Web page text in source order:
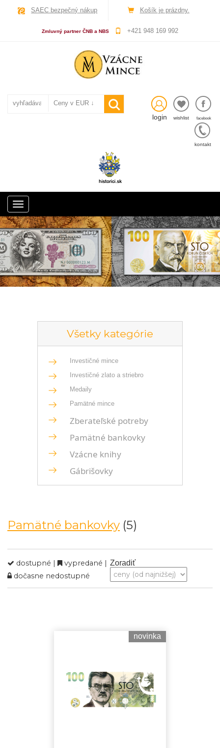
SAEC bezpečný nákup Košík je prázdny.
Zmluvný partner ČNB a NBS +421 948 169 992
login wishlist facebook
kontakt
Toggle
navigation
Všetky kategórie
Investičné mince
Investičné zlato a striebro
Medaily
Pamätné mince
Zberateľské potreby
Pamätné bankovky
Vzácne knihy
Gábrišovky
Pamätné bankovky (5)
dostupné |
vypredané |
dočasne nedostupné
Zoradiť
novinka